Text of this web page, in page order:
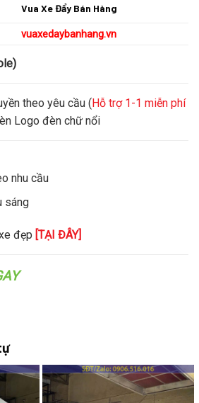
Vua Xe Đẩy Bán Hàng
vuaxedaybanhang.vn
theo yêu cầu (Hỗ trợ 1-1 miễn phí
Logo đèn chữ nổi
nhu cầu
sáng
đẹp [TẠI ĐÂY]